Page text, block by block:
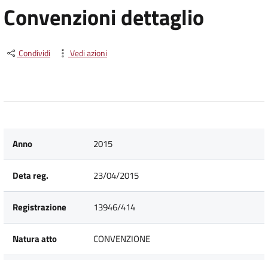
Convenzioni dettaglio
Condividi Vedi azioni
Anno 2015
Deta reg. 23/04/2015
Registrazione 13946/414
Natura atto CONVENZIONE